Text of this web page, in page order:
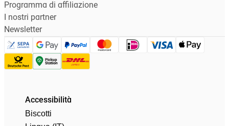
Programma di affiliazione
I nostri partner
Newsletter
Accessibilità
Biscotti